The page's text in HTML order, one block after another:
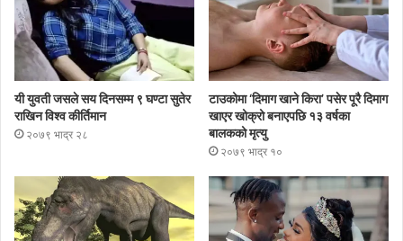
यी युवती जसले सय दिनसम्म ९ घण्टा सुतेर
राखिन विश्व कीर्तिमान
२०७९ भाद्र २८
टाउकोमा ‘दिमाग खाने किरा’ पसेर पूरै दिमाग
खाएर खोक्रो बनाएपछि १३ वर्षका
बालकको मृत्यु
२०७९ भाद्र १०